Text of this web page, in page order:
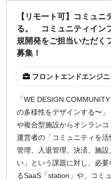
出社希望
出社のみ
直接契約
副業OK
新規事業
スタートアップ
土日週末OK
稼働時間
【リモート可】コミュ
る。 コミュニティイン
規開発をご担当いただく
募集！
フロントエンドエンジ
「WE DESIGN
の多様性をデザインする〜
や複合型施設からオンラン
運営者の「コミュニティを
管理、入退管理、決済、施
い」という課題に対し、必
るSaaS「station」や、コミ